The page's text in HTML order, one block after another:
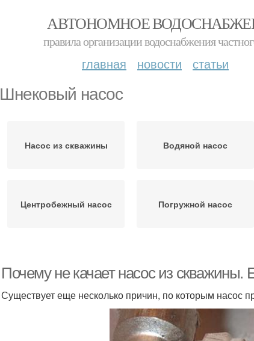
АВТОНОМНОЕ
правила организации водоснабжения
главная новости статьи
Шнековый насос
Насос из скважины Водяной насос
Центробежный насос Погружной насос
Почему не качает насос из скважины.
Существует еще несколько причин, по которым насос